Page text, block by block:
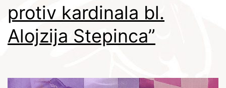
protiv kardinala bl.
Alojzija Stepinca”